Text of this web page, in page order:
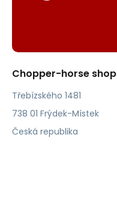
Chopper-horse shop
Třebízského 1481
738 01 Frýdek-Místek
Česká republika